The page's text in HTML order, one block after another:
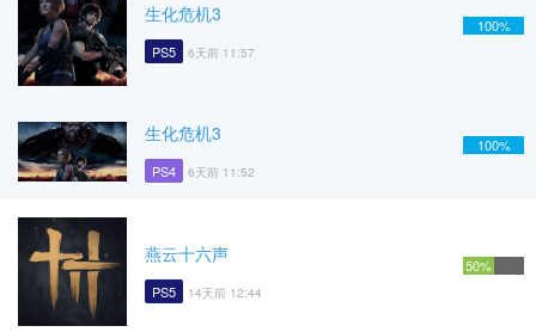
生化危机3
PS5 6天前 11:57
100%
生化危机3
PS4 6天前 11:52
100%
燕云十六声
PS5 14天前 12:44
50%